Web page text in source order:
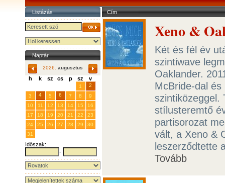
Listázás
Naptár
2026. augusztus
h k sz cs p sz v
1
2
3
4 5 6 7 8
9
10
11 12 13 14 15
16
17
18 19 20 21 22
23
24
25 26 27 28 29
30
31
Időszak:
-
Cím
Xeno &
Két és fél év
szintiwave
Oaklander.
McBride-dal
szintiközeggel.
stílusteremtő
partisorozat
vált, a Xeno &
leszerződtette
Tovább